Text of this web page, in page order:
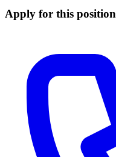
Apply for this position